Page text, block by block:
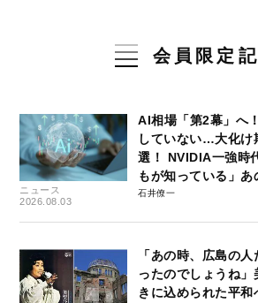
会員限定
ニュース
2026.08.03
AI相場「第2幕」へ
していない…大化け
選！ NVIDIA一強時
もが知っている」あ
石井僚一
「あの時、広島の
ったのでしょうね
きに込められた平